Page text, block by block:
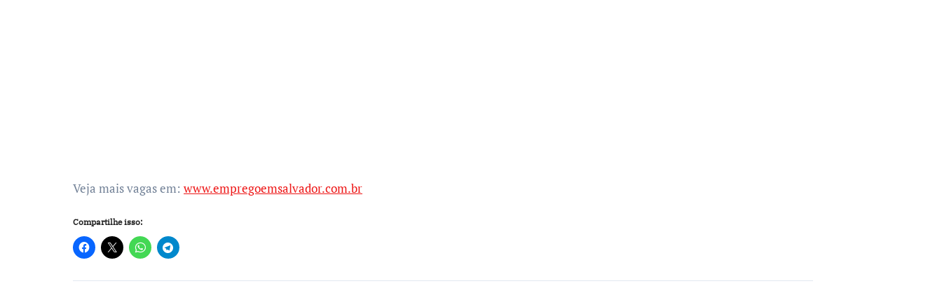
Veja mais vagas em: www.empregoemsalvador.com.br
Compartilhe isso: